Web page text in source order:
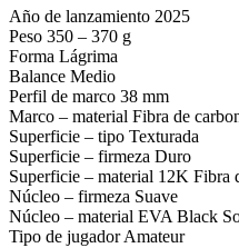
Año de lanzamiento 2025
Peso 350 – 370 g
Forma Lágrima
Balance Medio
Perfil de marco 38 mm
Marco – material Fibra de
Superficie – tipo Texturada
Superficie – firmeza Duro
Superficie – material 12K Fibra
Núcleo – firmeza Suave
Núcleo – material EVA Black
Tipo de jugador Amateur